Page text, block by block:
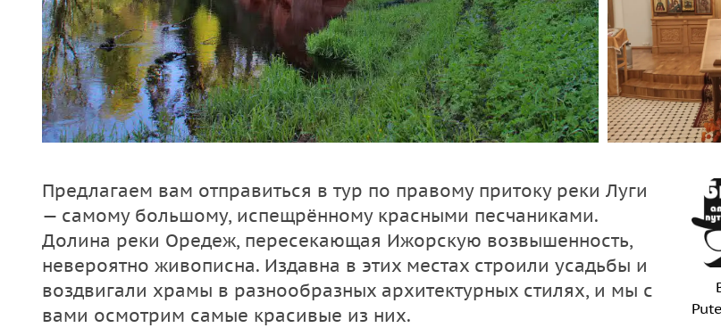
Предлагаем вам отправиться в тур по правому притоку реки Луги
— самому большому, испещрённому красными песчаниками.
Долина реки Оредеж, пересекающая Ижорскую возвышенность,
невероятно живописна. Издавна в этих местах строили усадьбы и
воздвигали храмы в разнообразных архитектурных стилях, и мы с
вами осмотрим самые красивые из них.